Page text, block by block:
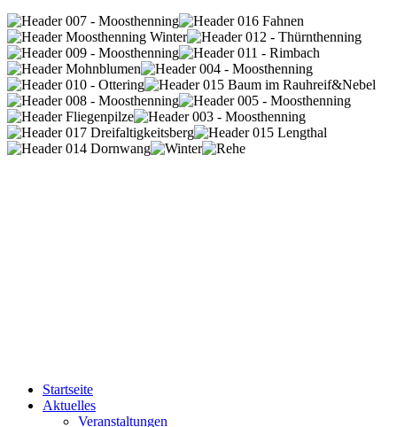
Startseite
Aktuelles
Veranstaltungen